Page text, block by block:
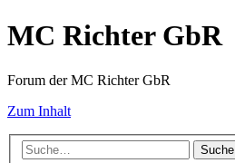
MC Richter GbR
Forum der MC Richter GbR
Zum Inhalt
Suche